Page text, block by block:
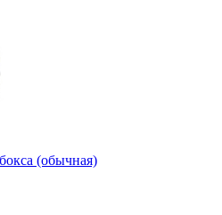
(обычная)